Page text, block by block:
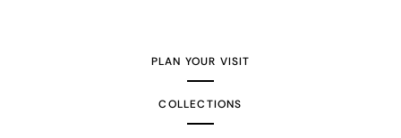
PLAN YOUR VISIT
COLLECTIONS